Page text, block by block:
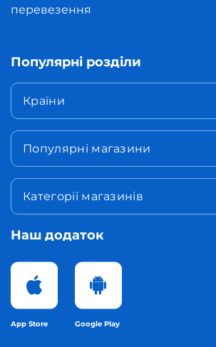
перевезення
Популярні розділи
Країни
Популярні магазини
Категорії магазинів
Наш додаток
App Store Google Play